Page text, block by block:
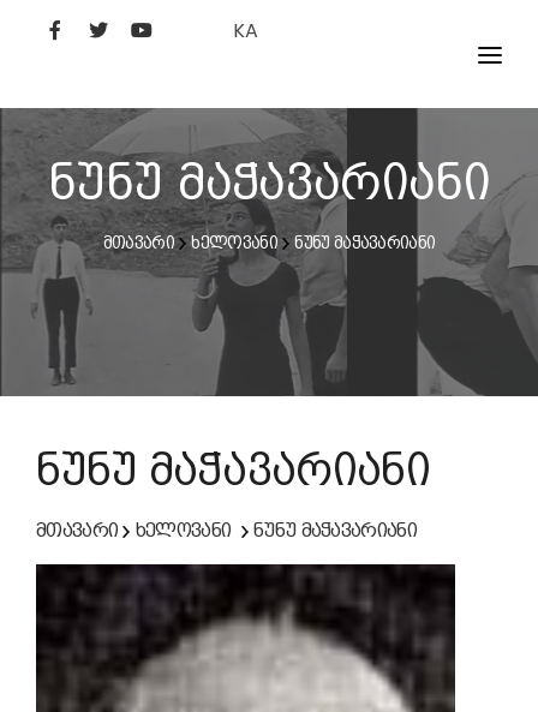
KA
ᲤᲘᲚᲛᲔᲑᲘ
ᲮᲔᲚᲝᲕᲐᲜᲘ
ᲙᲘᲜᲝᲡᲢᲣᲓᲘᲐ
ᲙᲘᲜᲝᲐᲙᲐᲓᲔᲛᲘᲐ
ნუნუ მაჭავარიანი
მთავარი ხელოვანი ნუნუ მაჭავარიანი
ნუნუ მაჭავარიანი
მთავარი ხელოვანი ნუნუ მაჭავარიანი